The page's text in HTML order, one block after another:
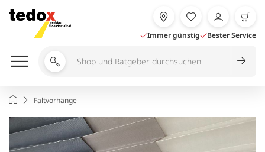
Inhalt
springen
Immer günstig Bester Service
Shop
durchsuchen
StartseiteFaltvorhänge